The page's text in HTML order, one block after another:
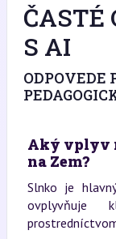
ČASTÉ
S AI
ODPOVEDE
Aký vplyv
na Zem?
Slnko je
ovplyvňuje